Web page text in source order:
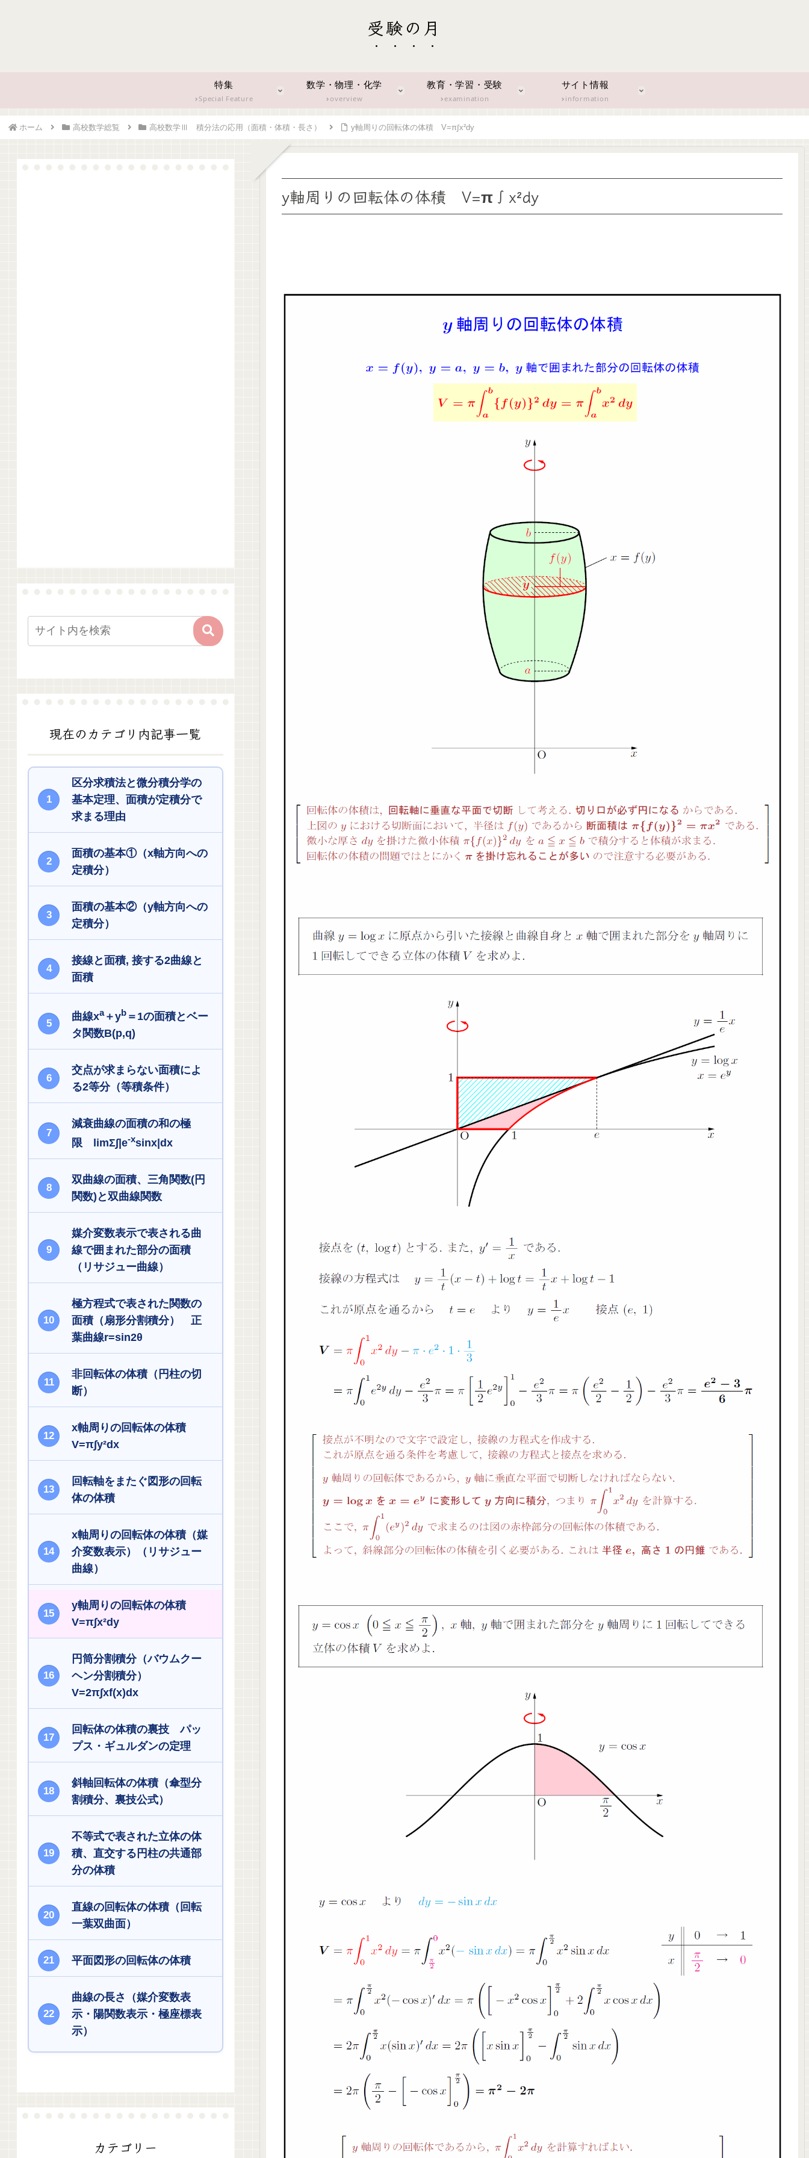
受験の月
特集
Special Feature
数学・物理・化学
overview
教育・学習・受験
examination
サイト情報
information
ホーム 高校数学総覧 高校数学Ⅲ 積分法の応用（面積・体積・長さ） y軸周りの回転体の体積 V=π∫x²dy
y軸周りの回転体の体積 V=π∫x²dy
現在のカテゴリ内記事一覧
区分求積法と微分積分学の
基本定理、面積が定積分で
求まる理由
面積の基本①（x軸方向への
定積分）
面積の基本②（y軸方向への
定積分）
接線と面積, 接する2曲線と
面積
曲線xa＋yb ＝1の面積とベー
タ関数B(p,q)
交点が求まらない面積によ
る2等分（等積条件）
減衰曲線の面積の和の極
限 limΣ∫|e-xsinx|dx
双曲線の面積、三角関数(円
関数)と双曲線関数
媒介変数表示で表される曲
線で囲まれた部分の面積
（リサジュー曲線）
極方程式で表された関数の
面積（扇形分割積分） 正
葉曲線r=sin2θ
非回転体の体積（円柱の切
断）
x軸周りの回転体の体積
V=π∫y²dx
回転軸をまたぐ図形の回転
体の体積
x軸周りの回転体の体積（媒
介変数表示）（リサジュー
曲線）
y軸周りの回転体の体積
V=π∫x²dy
円筒分割積分（バウムクー
ヘン分割積分）
V=2π∫xf(x)dx
回転体の体積の裏技 パッ
プス・ギュルダンの定理
斜軸回転体の体積（傘型分
割積分、裏技公式）
不等式で表された立体の体
積、直交する円柱の共通部
分の体積
直線の回転体の体積（回転
一葉双曲面）
平面図形の回転体の体積
曲線の長さ（媒介変数表
示・陽関数表示・極座標表
示）
カテゴリー